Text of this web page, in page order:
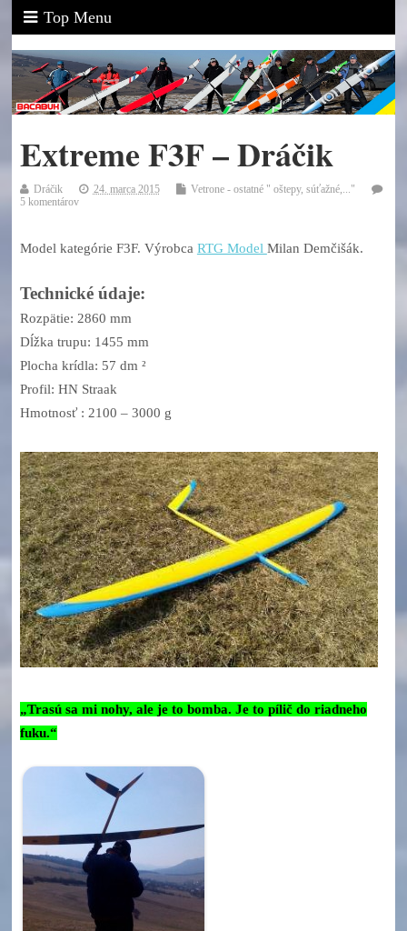
Top Menu
Extreme F3F – Dráčik
Dráčik 24. marca 2015
Vetrone - ostatné " oštepy, súťažné,..."
5 komentárov
Model kategórie F3F. Výrobca RTG Model Milan Demčišák.
Technické údaje:
Rozpätie: 2860 mm
Dĺžka trupu: 1455 mm
Plocha krídla: 57 dm ²
Profil: HN Straak
Hmotnosť : 2100 – 3000 g
„Trasú sa mi nohy, ale je to bomba. Je to pílič do riadneho
fuku.“